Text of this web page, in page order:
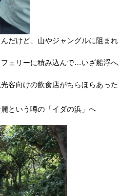
だけど、山やジャングルに阻ま
ェリーに積み込んで…いざ船浮へ
客向けの飲食店がちらほらあっ
という噂の「イダの浜」へ